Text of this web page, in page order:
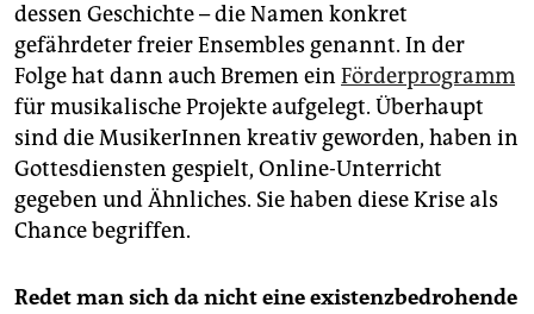
dessen Geschichte – die Namen konkret
gefährdeter freier Ensembles genannt. In der
Folge hat dann auch Bremen ein Förderprogramm
für musikalische Projekte aufgelegt. Überhaupt
sind die MusikerInnen kreativ geworden, haben in
Gottesdiensten gespielt, Online-Unterricht
gegeben und Ähnliches. Sie haben diese Krise als
Chance begriffen.
Redet man sich da nicht eine existenzbedrohende